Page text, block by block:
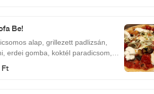
Be!
alap, grillezett padlizsán,
erdei gomba, koktél paradicsom,
bivaly mozzarella), mozzarella
Ft